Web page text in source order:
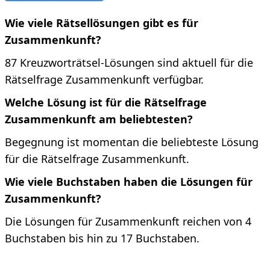
Wie viele Rätsellösungen gibt es für
Zusammenkunft?
87 Kreuzworträtsel-Lösungen sind aktuell für die
Rätselfrage Zusammenkunft verfügbar.
Welche Lösung ist für die Rätselfrage
Zusammenkunft am beliebtesten?
Begegnung ist momentan die beliebteste Lösung
für die Rätselfrage Zusammenkunft.
Wie viele Buchstaben haben die Lösungen für
Zusammenkunft?
Die Lösungen für Zusammenkunft reichen von 4
Buchstaben bis hin zu 17 Buchstaben.